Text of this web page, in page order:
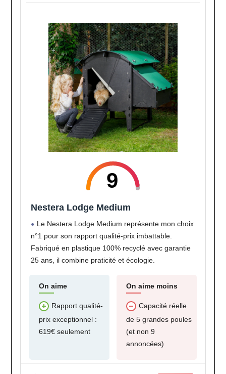
9
Nestera Lodge Medium
Le Nestera Lodge Medium représente mon choix
n°1 pour son rapport qualité-prix imbattable.
Fabriqué en plastique 100% recyclé avec garantie
25 ans, il combine praticité et écologie.
On aime
Rapport qualité-
prix exceptionnel :
619€ seulement
On aime moins
Capacité réelle
de 5 grandes poules
(et non 9
annoncées)